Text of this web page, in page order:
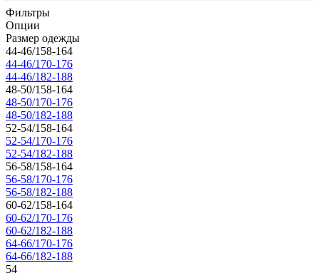
Фильтры
Опции
Размер одежды
44-46/158-164
44-46/170-176
44-46/182-188
48-50/158-164
48-50/170-176
48-50/182-188
52-54/158-164
52-54/170-176
52-54/182-188
56-58/158-164
56-58/170-176
56-58/182-188
60-62/158-164
60-62/170-176
60-62/182-188
64-66/170-176
64-66/182-188
54